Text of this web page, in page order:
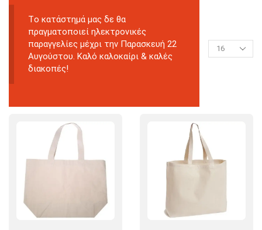
Tο κατάστημά μας δε θα
πραγματοποιεί ηλεκτρονικές
παραγγελίες μέχρι την Παρασκευή 22
Αυγούστου. Καλό καλοκαίρι & καλές
διακοπές!